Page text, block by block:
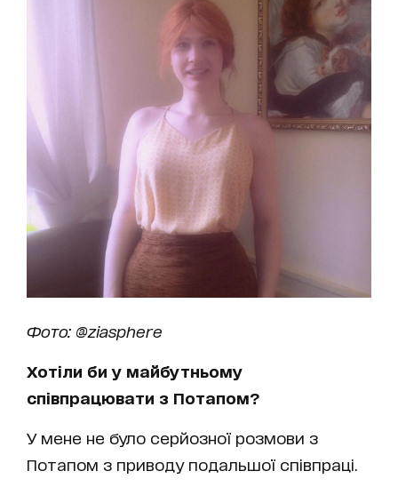
Фото: @ziasphere
Хотіли би у майбутньому
співпрацювати з Потапом?
У мене не було серйозної розмови з
Потапом з приводу подальшої співпраці.